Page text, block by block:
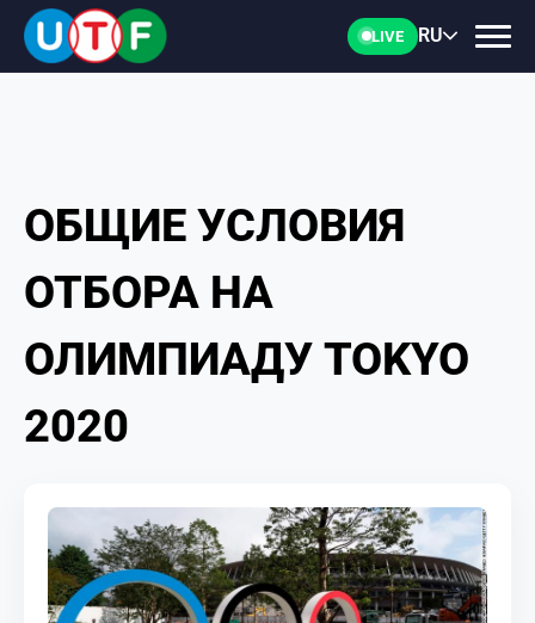
LIVE RU
ГЛАВНАЯ
ФТУ
НОВОСТИ
ДОКУМЕНТЫ
МЕДИА
КОРТЫ
ОБЩИЕ УСЛОВИЯ
ОТБОРА НА
ОЛИМПИАДУ TOKYO
2020